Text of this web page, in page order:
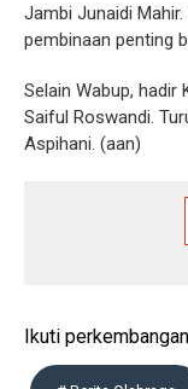
Jambi Junaidi
pembinaan penting
Selain Wabup, hadir
Saiful Roswandi.
Aspihani. (aan)
Ikuti